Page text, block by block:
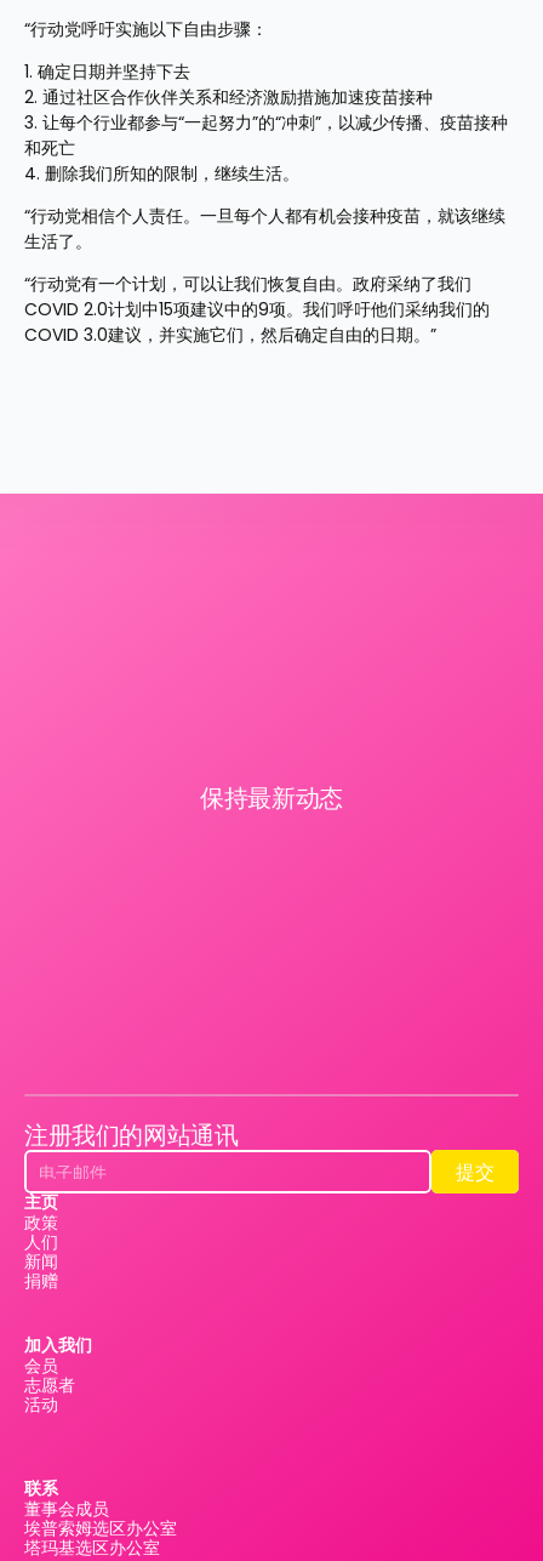
“行动党呼吁实施以下自由步骤：
1. 确定日期并坚持下去
2. 通过社区合作伙伴关系和经济激励措施加速疫苗接种
3. 让每个行业都参与“一起努力”的“冲刺”，以减少传播、疫苗接种
和死亡
4. 删除我们所知的限制，继续生活。
“行动党相信个人责任。一旦每个人都有机会接种疫苗，就该继续
生活了。
“行动党有一个计划，可以让我们恢复自由。政府采纳了我们
COVID 2.0计划中15项建议中的9项。我们呼吁他们采纳我们的
COVID 3.0建议，并实施它们，然后确定自由的日期。”
保持最新动态
注册我们的网站通讯
提交
提交
主页
政策
人们
新闻
捐赠
加入我们
会员
志愿者
活动
联系
董事会成员
埃普索姆选区办公室
塔玛基选区办公室